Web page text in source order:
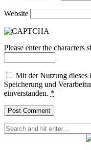
Website
Please enter the characters
Mit der Nutzung dieses
Speicherung und
einverstanden. *